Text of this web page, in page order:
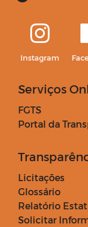
Instagram
Serviços
FGTS
Portal da
Licitações
Glossário
Relatório
Solicitar